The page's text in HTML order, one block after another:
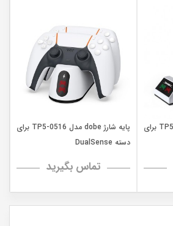
پایه شارژ dobe مدل TP5-0508 برای
پایه شارژ dobe مدل TP5-0516 برای
دسته DualSense
تماس بگیرید